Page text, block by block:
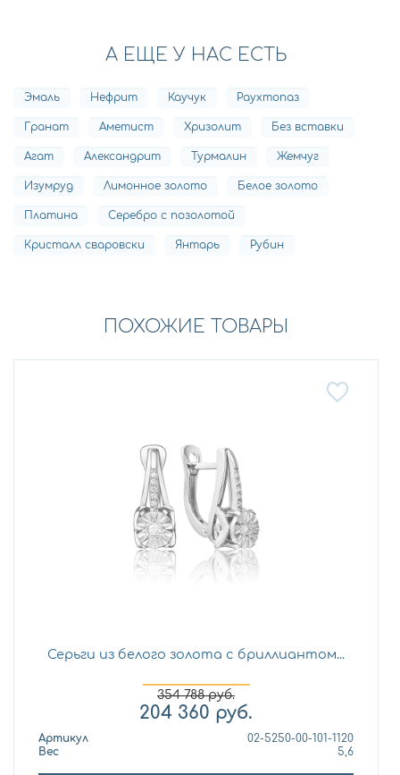
А ЕЩЕ У НАС ЕСТЬ
Эмаль Нефрит Каучук Раухтопаз
Гранат Аметист Хризолит Без вставки
Агат Александрит Турмалин Жемчуг
Изумруд Лимонное золото Белое золото
Платина Серебро с позолотой
Кристалл сваровски Янтарь Рубин
ПОХОЖИЕ ТОВАРЫ
Серьги из белого золота с бриллиантом...
354 788руб.
204 360 руб.
Артикул
02-5250-00-101-1120
Вес
5,6